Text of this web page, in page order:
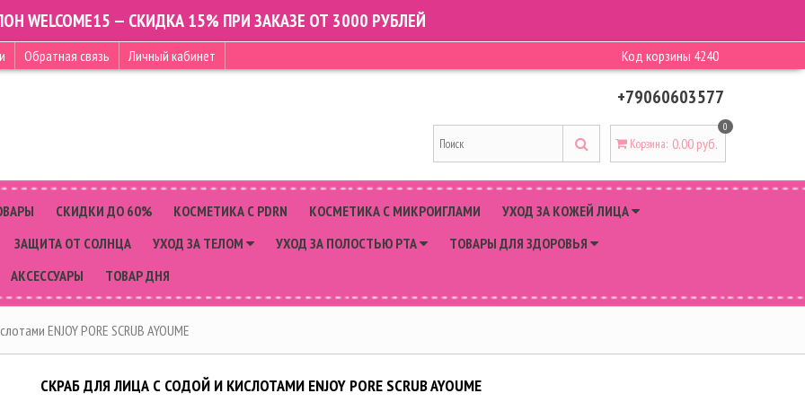
WELCOME15 — СКИДКА 15% ПРИ ЗАКАЗЕ ОТ 3000 РУБЛЕЙ
Обратная связь Личный кабинет Код корзины 4240
+79060603577
Корзина:
0
0.00 руб.
СКИДКИ ДО 60% КОСМЕТИКА С PDRN КОСМЕТИКА С МИКРОИГЛАМИ
УХОД ЗА КОЖЕЙ ЛИЦА
ЗАЩИТА ОТ СОЛНЦА
УХОД ЗА ТЕЛОМ УХОД ЗА ПОЛОСТЬЮ РТА
ТОВАРЫ ДЛЯ ЗДОРОВЬЯ
АКСЕССУАРЫ
ТОВАР ДНЯ
ENJOY PORE SCRUB AYOUME
СКРАБ ДЛЯ ЛИЦА С СОДОЙ И КИСЛОТАМИ ENJOY PORE SCRUB AYOUME